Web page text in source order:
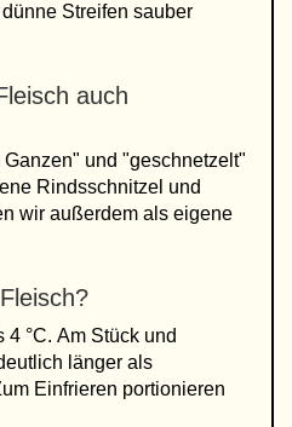
Streifen sauber
auch
und "geschnetzelt"
Rindsschnitzel und
wir außerdem als eigene
4 °C. Am Stück und
länger als
Einfrieren portionieren